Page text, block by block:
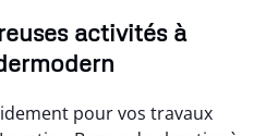
activités à
pour vos travaux